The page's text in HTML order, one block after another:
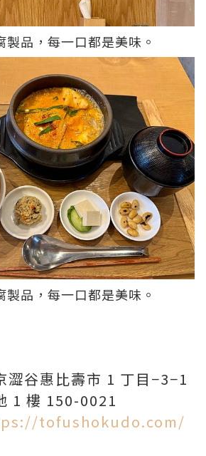
製品，每一口都是美味。
製品，每一口都是美味。
澀谷惠比壽市 1 丁目−3−1
1 樓 150-0021
tofushokudo.com/